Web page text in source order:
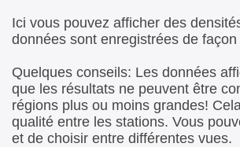
Ici vous pouvez afficher des
données sont enregistrées de
Quelques conseils: Les données
que les résultats ne peuvent être
régions plus ou moins grandes!
qualité entre les stations. Vous
et de choisir entre différentes vues.